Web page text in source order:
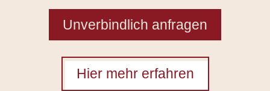
Unverbindlich anfragen
Hier mehr erfahren